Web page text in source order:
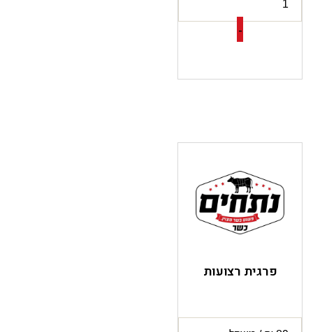
-
פרגית רצועות